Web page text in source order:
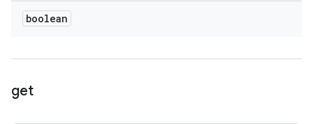
boolean
get